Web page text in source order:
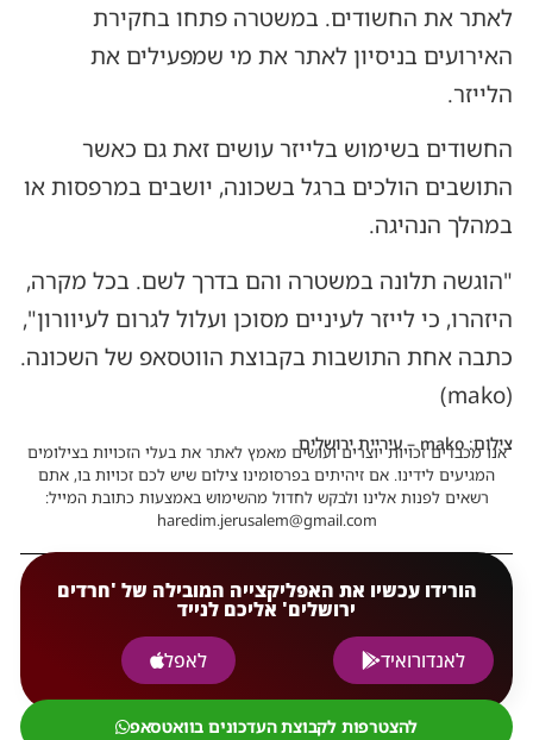
לאתר את החשודים. במשטרה פתחו בחקירת
האירועים בניסיון לאתר את מי שמפעילים את
הלייזר.
החשודים בשימוש בלייזר עושים זאת גם כאשר
התושבים הולכים ברגל בשכונה, יושבים במרפסות או
במהלך הנהיגה.
"הוגשה תלונה במשטרה והם בדרך לשם. בכל מקרה,
היזהרו, כי לייזר לעיניים מסוכן ועלול לגרום לעיוורון",
כתבה אחת התושבות בקבוצת הווטסאפ של השכונה.
(mako)
צילום: mako – עיריית ירושלים
אנו מכבדים זכויות יוצרים ועושים מאמץ לאתר את בעלי הזכויות בצילומים
המגיעים לידינו. אם זיהיתים בפרסומינו צילום שיש לכם זכויות בו, אתם
רשאים לפנות אלינו ולבקש לחדול מהשימוש באמצעות כתובת המייל:
haredim.jerusalem@gmail.com
הורידו עכשיו את האפליקצייה המובילה של 'חרדים
ירושלים' אליכם לנייד
לאנדורואיד
לאפל
להצטרפות לקבוצת העדכונים בוואטסאפ